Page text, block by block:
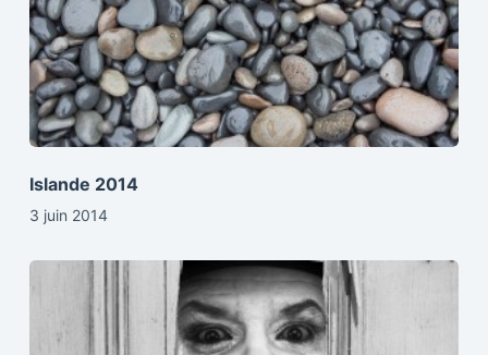
Islande 2014
3 juin 2014